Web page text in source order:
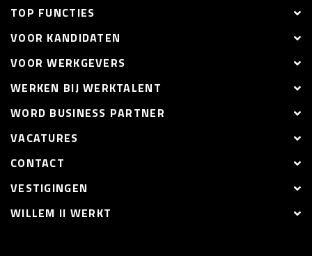
TOP FUNCTIES
VOOR KANDIDATEN
VOOR WERKGEVERS
WERKEN BIJ WERKTALENT
WORD BUSINESS PARTNER
VACATURES
CONTACT
VESTIGINGEN
WILLEM II WERKT